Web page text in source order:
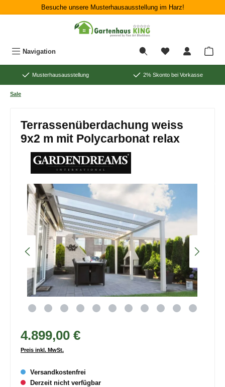
Zum Hauptinhalt springenBesuche unsere Musterhausausstellung im Harz!
Navigation
Musterhausausstellung 2% Skonto bei Vorkasse
Sale
Terrassenüberdachung weiss
9x2 m mit Polycarbonat relax
Bildergalerie überspringen
4.899,00 €
Preis inkl. MwSt.
Versandkostenfrei
Derzeit nicht verfügbar